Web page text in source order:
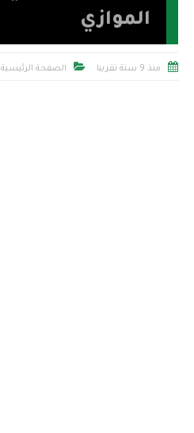
الموازي
 منذ 9 سنة تقريبا  الصفحة الرئيسية